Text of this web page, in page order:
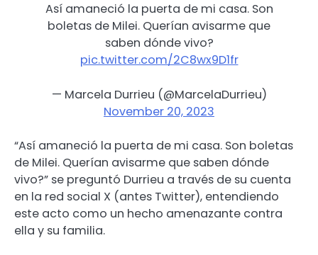
Así amaneció la puerta de mi casa. Son
boletas de Milei. Querían avisarme que
saben dónde vivo?
pic.twitter.com/2C8wx9D1fr
— Marcela Durrieu (@MarcelaDurrieu)
November 20, 2023
“Así amaneció la puerta de mi casa. Son boletas
de Milei. Querían avisarme que saben dónde
vivo?” se preguntó Durrieu a través de su cuenta
en la red social X (antes Twitter), entendiendo
este acto como un hecho amenazante contra
ella y su familia.